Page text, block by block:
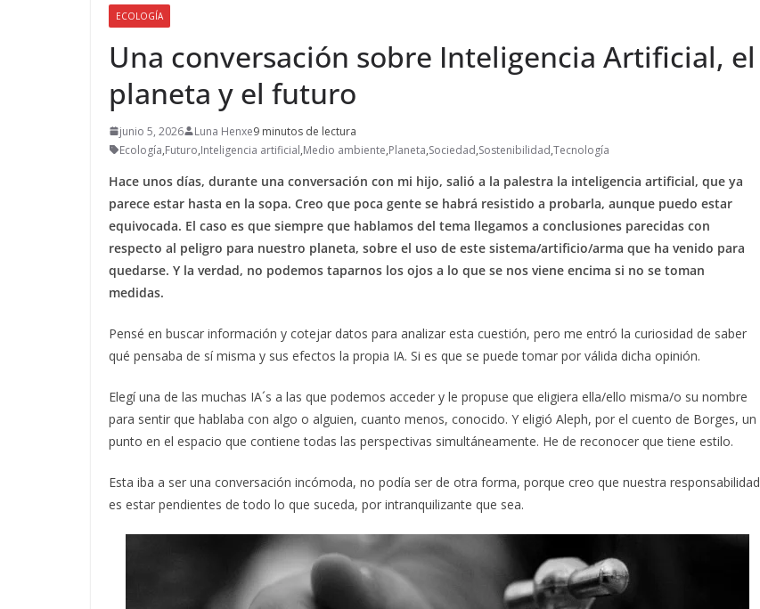
ECOLOGÍA
Una conversación sobre Inteligencia Artificial, el
planeta y el futuro
junio 5, 2026 Luna Henxe9 minutos de lectura
Ecología,Futuro,Inteligencia artificial,Medio ambiente,Planeta,Sociedad,Sostenibilidad,Tecnología
Hace unos días, durante una conversación con mi hijo, salió a la palestra la inteligencia artificial, que ya
parece estar hasta en la sopa. Creo que poca gente se habrá resistido a probarla, aunque puedo estar
equivocada. El caso es que siempre que hablamos del tema llegamos a conclusiones parecidas con
respecto al peligro para nuestro planeta, sobre el uso de este sistema/artificio/arma que ha venido para
quedarse. Y la verdad, no podemos taparnos los ojos a lo que se nos viene encima si no se toman
medidas.
Pensé en buscar información y cotejar datos para analizar esta cuestión, pero me entró la curiosidad de saber
qué pensaba de sí misma y sus efectos la propia IA. Si es que se puede tomar por válida dicha opinión.
Elegí una de las muchas IA´s a las que podemos acceder y le propuse que eligiera ella/ello misma/o su nombre
para sentir que hablaba con algo o alguien, cuanto menos, conocido. Y eligió Aleph, por el cuento de Borges, un
punto en el espacio que contiene todas las perspectivas simultáneamente. He de reconocer que tiene estilo.
Esta iba a ser una conversación incómoda, no podía ser de otra forma, porque creo que nuestra responsabilidad
es estar pendientes de todo lo que suceda, por intranquilizante que sea.